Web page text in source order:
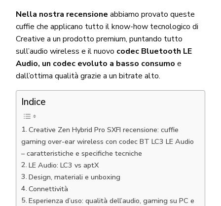
Nella nostra recensione abbiamo provato queste
cuffie che applicano tutto il know-how tecnologico di
Creative a un prodotto premium, puntando tutto
sull’audio wireless e il nuovo codec Bluetooth LE
Audio, un codec evoluto a basso consumo e
dall’ottima qualità grazie a un bitrate alto.
Indice
Creative Zen Hybrid Pro SXFI recensione: cuffie
gaming over-ear wireless con codec BT LC3 LE Audio
– caratteristiche e specifiche tecniche
LE Audio: LC3 vs aptX
Design, materiali e unboxing
Connettività
Esperienza d’uso: qualità dell’audio, gaming su PC e